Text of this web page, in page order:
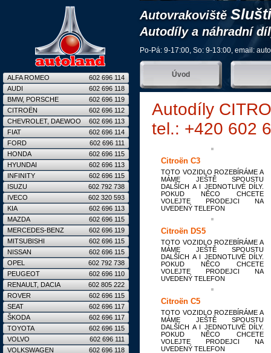
Autovrakoviště
Autodíly a náhradní
Po-Pá: 9-17:00, So: 9-13:00, email:
Úvod
Autodíly
tel.: +420 602
Citroën C3
TOTO VOZIDLO ROZEBÍRÁME A
MÁME JEŠTĚ SPOUSTU
DALŠÍCH A I JEDNOTLIVÉ DÍLY.
POKUD NĚCO CHCETE
VOLEJTE PRODEJCI NA
UVEDENÝ TELEFON
Citroën DS5
TOTO VOZIDLO ROZEBÍRÁME A
MÁME JEŠTĚ SPOUSTU
DALŠÍCH A I JEDNOTLIVÉ DÍLY.
POKUD NĚCO CHCETE
VOLEJTE PRODEJCI NA
UVEDENÝ TELEFON
Citroën C5
TOTO VOZIDLO ROZEBÍRÁME A
MÁME JEŠTĚ SPOUSTU
DALŠÍCH A I JEDNOTLIVÉ DÍLY.
POKUD NĚCO CHCETE
VOLEJTE PRODEJCI NA
UVEDENÝ TELEFON
ALFA ROMEO
602 696 114
AUDI
602 696 118
BMW, PORSCHE
602 696 119
CITROËN
602 696 112
CHEVROLET, DAEWOO
602 696 113
FIAT
602 696 114
FORD
602 696 111
HONDA
602 696 115
HYUNDAI
602 696 113
INFINITY
602 696 115
ISUZU
602 792 738
IVECO
602 320 593
KIA
602 696 113
MAZDA
602 696 115
MERCEDES-BENZ
602 696 119
MITSUBISHI
602 696 115
NISSAN
602 696 115
OPEL
602 792 738
PEUGEOT
602 696 110
RENAULT, DACIA
602 805 222
ROVER
602 696 115
SEAT
602 696 117
ŠKODA
602 696 117
TOYOTA
602 696 115
VOLVO
602 696 111
VOLKSWAGEN
602 696 118